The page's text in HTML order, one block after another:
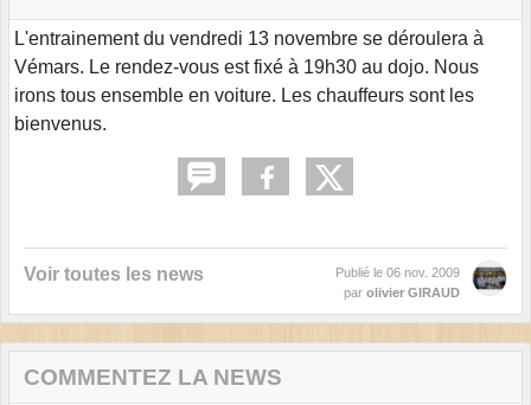
L'entrainement du vendredi 13 novembre se déroulera à
Vémars. Le rendez-vous est fixé à 19h30 au dojo. Nous
irons tous ensemble en voiture. Les chauffeurs sont les
bienvenus.
Voir toutes les news Publié le 06 nov. 2009
par olivier GIRAUD
COMMENTEZ LA NEWS